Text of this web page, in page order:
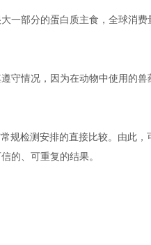
一部分的蛋白质主食，全球消
守情况，因为在动物中使用的
规检测安排的直接比较。由此
的、可重复的结果。